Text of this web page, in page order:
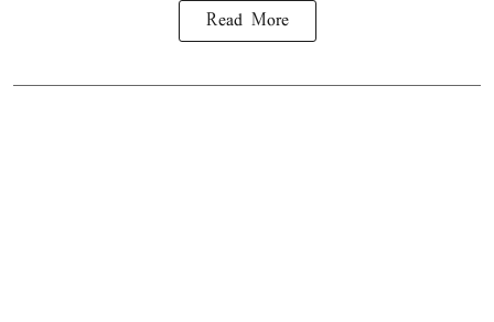
Read More